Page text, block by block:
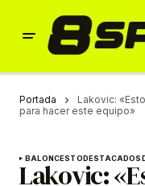
Portada
Lakovic:
para hacer este equipo»
BALONCESTODESTACADOS
Lakovic: